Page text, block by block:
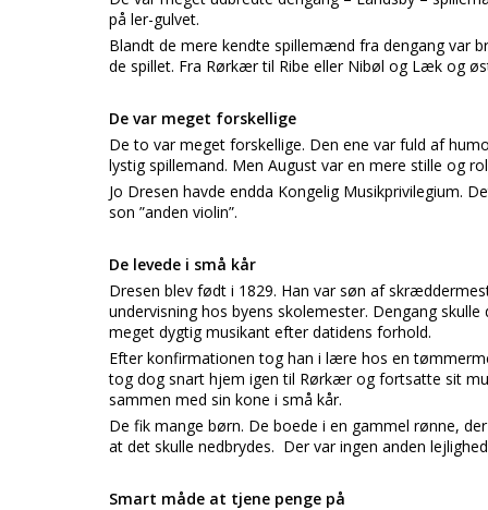
på ler-gulvet.
Blandt de mere kendte spillemænd fra dengang var
de spillet. Fra Rørkær til Ribe eller Nibøl og Læk og
De var meget forskellige
De to var meget forskellige. Den ene var fuld af
lystig spillemand. Men August var en mere stille og
Jo Dresen havde endda Kongelig Musikprivilegium.
son ”anden violin”.
De levede i små kår
Dresen blev født i 1829. Han var søn af
undervisning hos byens skolemester. Dengang
meget dygtig musikant efter datidens forhold.
Efter konfirmationen tog han i lære hos en
tog dog snart hjem igen til Rørkær og fortsatte sit
sammen med sin kone i små kår.
De fik mange børn. De boede i en gammel rønne,
at det skulle nedbrydes. Der var ingen anden
Smart måde at tjene penge på